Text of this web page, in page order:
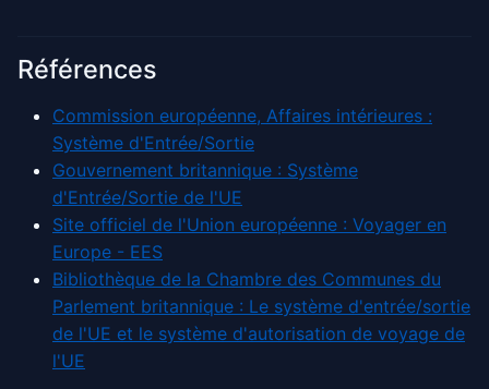
Références
Commission européenne, Affaires intérieures :
Système d'Entrée/Sortie
Gouvernement britannique : Système
d'Entrée/Sortie de l'UE
Site officiel de l'Union européenne : Voyager en
Europe - EES
Bibliothèque de la Chambre des Communes du
Parlement britannique : Le système d'entrée/sortie
de l'UE et le système d'autorisation de voyage de
l'UE